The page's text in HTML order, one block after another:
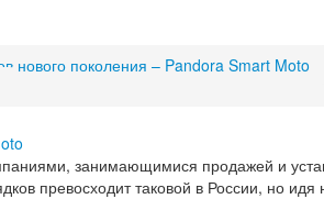
нового поколения – Pandora Smart Moto
занимающимися продажей и
превосходит таковой в России, но идя